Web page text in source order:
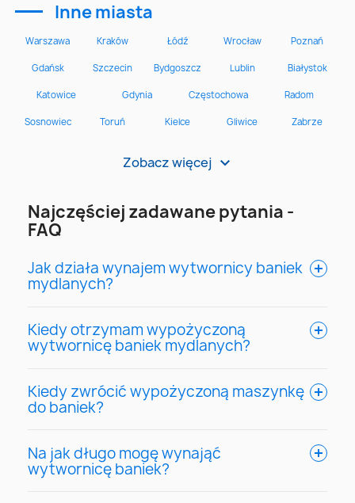
Inne miasta
Zobacz więcej >
Najczęściej zadawane pytania -
FAQ
Jak działa wynajem wytwornicy baniek
mydlanych?
Kiedy otrzymam wypożyczoną
wytwornicę baniek mydlanych?
Kiedy zwrócić wypożyczoną maszynkę
do baniek?
Na jak długo mogę wynająć
wytwornicę baniek?